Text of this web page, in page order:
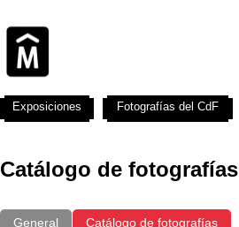
Catálogo de fotografías
General Catálogo de fotografías
Exposiciones Fotografías del CdF